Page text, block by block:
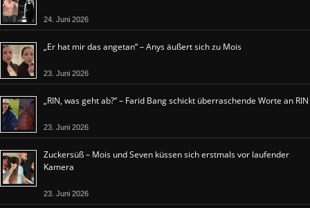
24. Juni 2026
„Er hat mir das angetan“ – Anys äußert sich zu Mois
23. Juni 2026
„RIN, was geht ab?“ – Farid Bang schickt überraschende Worte an RIN
23. Juni 2026
Zuckersüß – Mois und Seven küssen sich erstmals vor laufender
Kamera
23. Juni 2026